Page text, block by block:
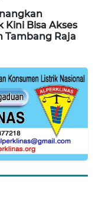
Bisa Akses
Tambang Raja